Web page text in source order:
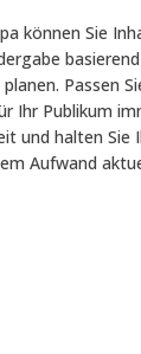
können Sie
Passen
Ihr Publikum
und halten Sie
Aufwand